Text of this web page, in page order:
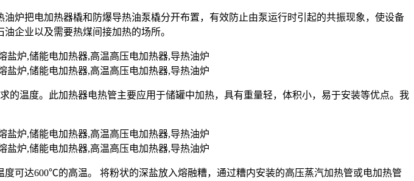
炉把电加热器橇和防爆导热油泵橇分开布置，有效防止由泵运行时引起的共振现象，使设备
企业以及需要热煤间接加热的场所。
温度。此加热器电热管主要应用于储罐中加热，具有重量轻，体积小，易于安装等优点。我
可达600℃的高温。 将粉状的深盐放入熔融糟，通过糟内安装的高压蒸汽加热管或电加热管